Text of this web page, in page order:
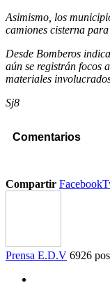
Asimismo, los
camiones cisterna
Desde Bomberos
aún se registrán focos
materiales
Sj8
Comentarios
Compartir Facebook
Prensa E.D.V 6926